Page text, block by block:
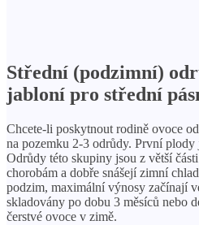
Střední (podzimní)
jabloní pro střední
Chcete-li poskytnout rodině ovoce
na pozemku 2-3 odrůdy. První plody
Odrůdy této skupiny jsou z větší
chorobám a dobře snášejí zimní
podzim, maximální výnosy začínají
skladovány po dobu 3 měsíců nebo
čerstvé ovoce v zimě.